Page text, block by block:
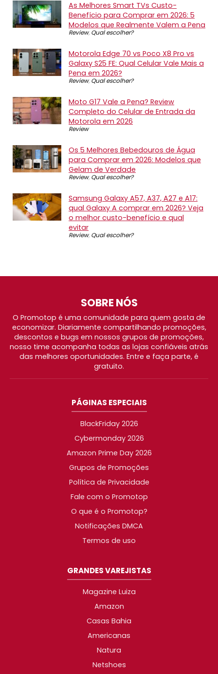
As Melhores Smart TVs Custo-
Benefício para Comprar em 2026: 5
Modelos que Realmente Valem a Pena
Review, Qual escolher?
Motorola Edge 70 vs Poco X8 Pro vs
Galaxy S25 FE: Qual Celular Vale Mais a
Pena em 2026?
Review, Qual escolher?
Moto G17 Vale a Pena? Review
Completo do Celular de Entrada da
Motorola em 2026
Review
Os 5 Melhores Bebedouros de Água
para Comprar em 2026: Modelos que
Gelam de Verdade
Review, Qual escolher?
Samsung Galaxy A57, A37, A27 e A17:
qual Galaxy A comprar em 2026? Veja
o melhor custo-benefício e qual
evitar
Review, Qual escolher?
SOBRE NÓS
O Promotop é uma comunidade para quem gosta de
economizar. Diariamente compartilhando promoções,
descontos e bugs em nossos grupos de promoções,
nosso time acompanha todas as lojas confiáveis atrás
das melhores oportunidades. Entre e faça parte, é
gratuito.
PÁGINAS ESPECIAIS
BlackFriday 2026
Cybermonday 2026
Amazon Prime Day 2026
Grupos de Promoções
Política de Privacidade
Fale com o Promotop
O que é o Promotop?
Notificações DMCA
Termos de uso
GRANDES VAREJISTAS
Magazine Luiza
Amazon
Casas Bahia
Americanas
Natura
Netshoes